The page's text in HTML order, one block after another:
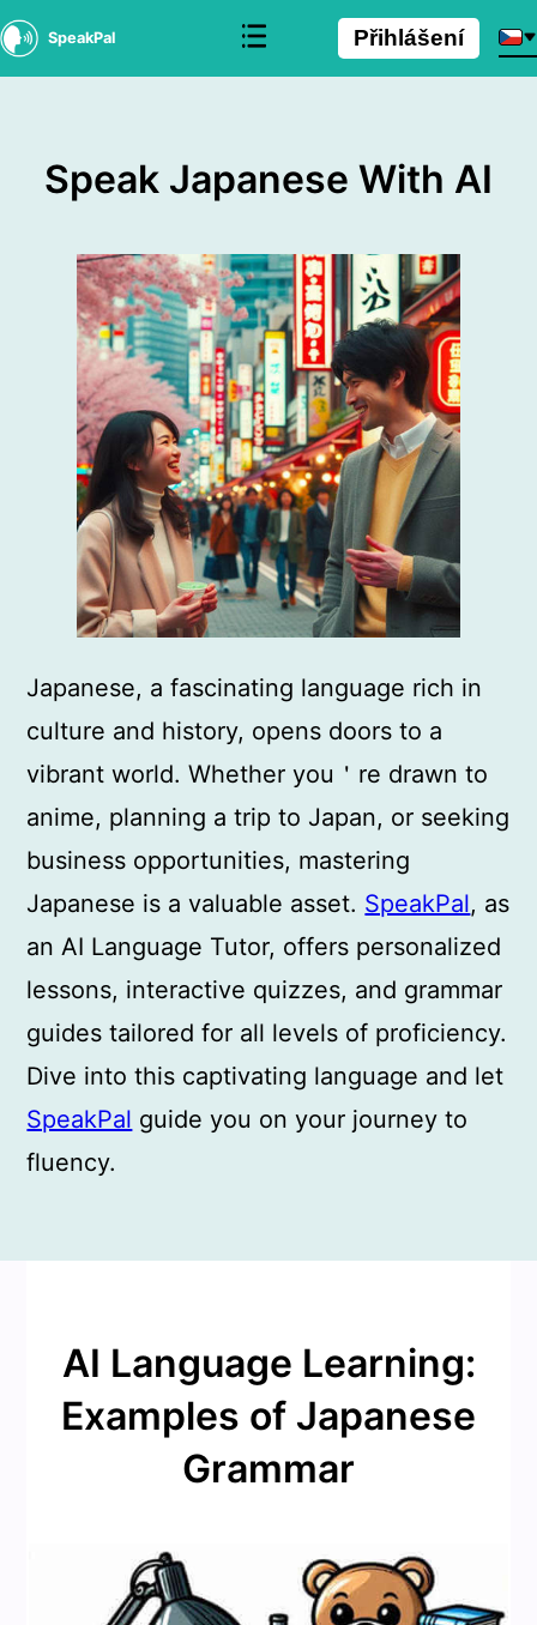
SpeakPal Přihlášení
Speak Japanese With AI
Japanese, a fascinating language rich in
culture and history, opens doors to a
vibrant world. Whether you＇re drawn to
anime, planning a trip to Japan, or seeking
business opportunities, mastering
Japanese is a valuable asset. SpeakPal, as
an AI Language Tutor, offers personalized
lessons, interactive quizzes, and grammar
guides tailored for all levels of proficiency.
Dive into this captivating language and let
SpeakPal guide you on your journey to
fluency.
AI Language Learning:
Examples of Japanese
Grammar